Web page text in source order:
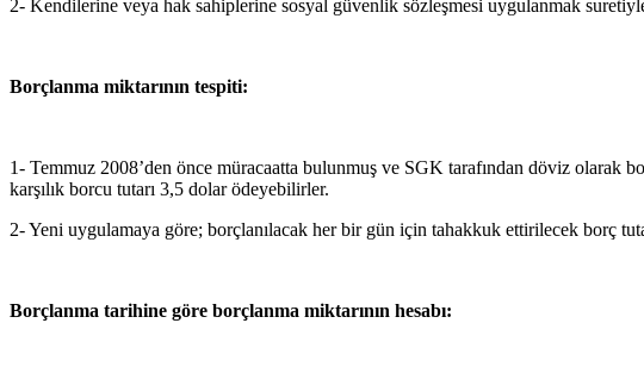
2- Kendilerine veya hak sahiplerine sosyal güvenlik sözleşmesi uygulanmak
Borçlanma miktarının tespiti:
1- Temmuz 2008’den önce müracaatta bulunmuş ve SGK tarafından döviz olarak
karşılık borcu tutarı 3,5 dolar ödeyebilirler.
2- Yeni uygulamaya göre; borçlanılacak her bir gün için tahakkuk ettirilecek borç
Borçlanma tarihine göre borçlanma miktarının hesabı: